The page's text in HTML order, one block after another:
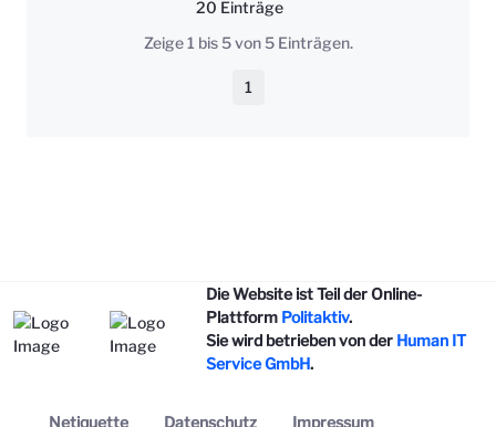
20 Einträge
Pro Seite
Zeige 1 bis 5 von 5 Einträgen.
Seite
1
Die Website ist Teil der Online-
Plattform Politaktiv.
Sie wird betrieben von der Human IT
Service GmbH.
Netiquette Datenschutz Impressum